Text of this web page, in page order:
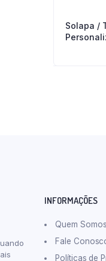
Solapa /
INFORMAÇÕES
Quem Somos
Fale
Políticas de